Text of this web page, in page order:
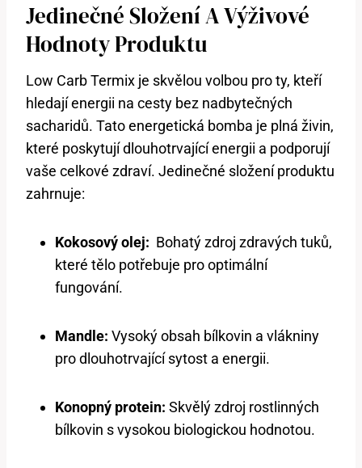
Jedinečné ‌složení A ⁢výživové
Hodnoty ​produktu
Low ⁣Carb Termix⁣ je‍ skvělou volbou pro ty, kteří⁢
hledají⁣ energii na cesty bez nadbytečných
sacharidů. Tato⁣ energetická bomba je ‍plná živin,
které poskytují dlouhotrvající energii a ⁤podporují
vaše celkové zdraví. Jedinečné složení produktu
‌zahrnuje:
Kokosový ⁣olej: ⁢ Bohatý zdroj⁤ zdravých tuků,
které tělo potřebuje pro optimální
fungování.
Mandle: Vysoký obsah ⁢bílkovin a vlákniny
pro⁤ dlouhotrvající sytost a energii.
Konopný ‌protein: Skvělý zdroj​ rostlinných
bílkovin s vysokou biologickou hodnotou.